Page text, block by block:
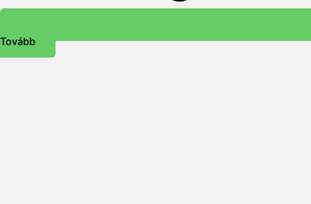
Tovább